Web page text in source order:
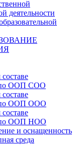
деятельности
по ООП СОО
по ООП ООО
по ООП НОО
и оснащенность
среда